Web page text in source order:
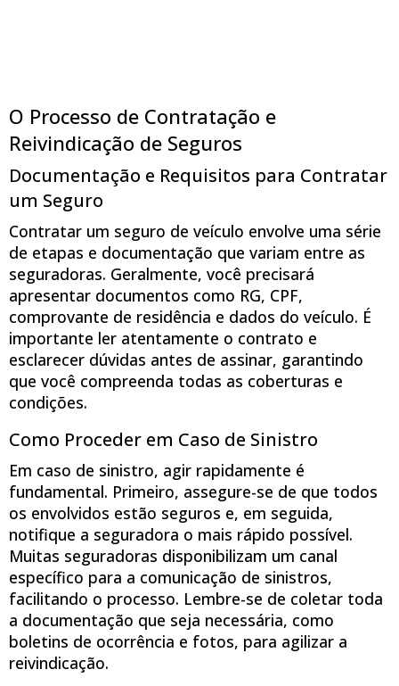
O Processo de Contratação e
Reivindicação de Seguros
Documentação e Requisitos para Contratar
um Seguro
Contratar um seguro de veículo envolve uma série
de etapas e documentação que variam entre as
seguradoras. Geralmente, você precisará
apresentar documentos como RG, CPF,
comprovante de residência e dados do veículo. É
importante ler atentamente o contrato e
esclarecer dúvidas antes de assinar, garantindo
que você compreenda todas as coberturas e
condições.
Como Proceder em Caso de Sinistro
Em caso de sinistro, agir rapidamente é
fundamental. Primeiro, assegure-se de que todos
os envolvidos estão seguros e, em seguida,
notifique a seguradora o mais rápido possível.
Muitas seguradoras disponibilizam um canal
específico para a comunicação de sinistros,
facilitando o processo. Lembre-se de coletar toda
a documentação que seja necessária, como
boletins de ocorrência e fotos, para agilizar a
reivindicação.